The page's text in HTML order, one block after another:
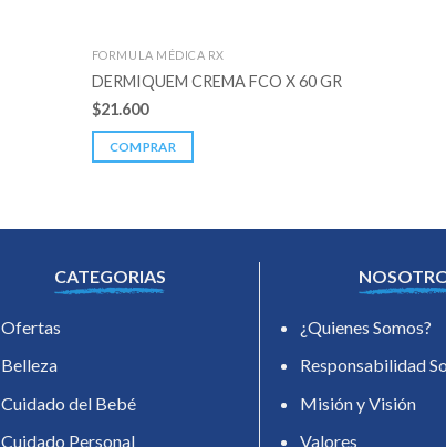
FORMULA MÉDICA RX
DERMIQUEM CREMA FCO X 60 GR
$21.600
COMPRAR
CATEGORIAS
Ofertas
Belleza
Cuidado del Bebé
Cuidado Personal
¿Quienes Somos?
Responsabilidad
Misión y Visión
Valores